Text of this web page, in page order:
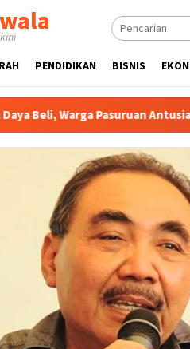
PENDIDIKAN BISNIS
Antusias Serbu Pasar Murah